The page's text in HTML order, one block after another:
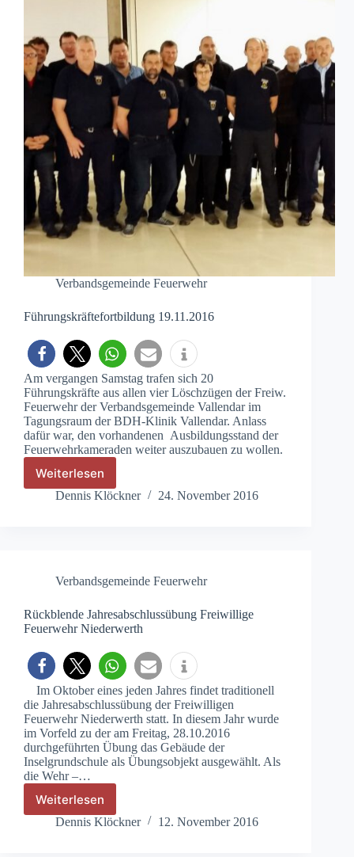
Verbänden
am
13.6.16
Verbandsgemeinde Feuerwehr
Führungskräftefortbildung 19.11.2016
Am vergangen Samstag trafen sich 20
Führungskräfte aus allen vier Löschzügen der Freiw.
Feuerwehr der Verbandsgemeinde Vallendar im
Tagungsraum der BDH-Klinik Vallendar. Anlass
dafür war, den vorhandenen Ausbildungsstand der
Feuerwehrkameraden weiter auszubauen zu wollen.
WeiterlesenFührungskräftefortbildung
19.11.2016
Dennis Klöckner 24. November 2016
Verbandsgemeinde Feuerwehr
Rückblende Jahresabschlussübung Freiwillige
Feuerwehr Niederwerth
Im Oktober eines jeden Jahres findet traditionell
die Jahresabschlussübung der Freiwilligen
Feuerwehr Niederwerth statt. In diesem Jahr wurde
im Vorfeld zu der am Freitag, 28.10.2016
durchgeführten Übung das Gebäude der
Inselgrundschule als Übungsobjekt ausgewählt. Als
die Wehr –…
Weiterlesen
Rückblende
Jahresabschlussübung
Dennis Klöckner 12. November 2016